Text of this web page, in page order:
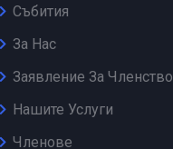
Събития
За Нас
Заявление За Членство
Нашите Услуги
Членове